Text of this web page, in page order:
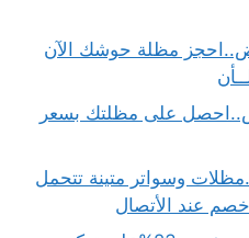
مظلة حوشك الآن
على مظلتك بسعر
وسواتر متينة تتحمل